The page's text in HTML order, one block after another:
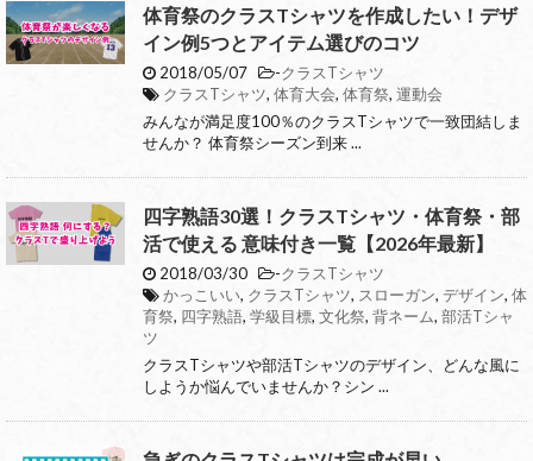
体育祭のクラスTシャツを作成したい！デザ
イン例5つとアイテム選びのコツ
2018/05/07 -クラスTシャツ
クラスTシャツ, 体育大会, 体育祭, 運動会
みんなが満足度100％のクラスTシャツで一致団結しま
せんか？ 体育祭シーズン到来 ...
四字熟語30選！クラスTシャツ・体育祭・部
活で使える 意味付き一覧【2026年最新】
2018/03/30 -クラスTシャツ
かっこいい, クラスTシャツ, スローガン, デザイン, 体
育祭, 四字熟語, 学級目標, 文化祭, 背ネーム, 部活Tシャ
ツ
クラスTシャツや部活Tシャツのデザイン、どんな風に
しようか悩んでいませんか？シン ...